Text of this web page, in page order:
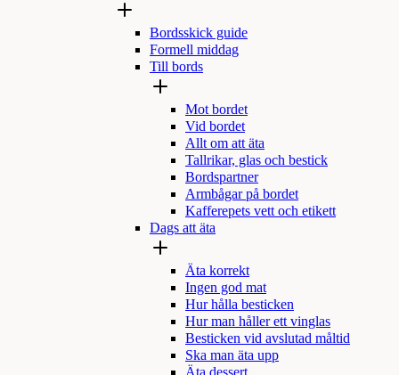
Bordsskick guide
Formell middag
Till bords
Mot bordet
Vid bordet
Allt om att äta
Tallrikar, glas och bestick
Bordspartner
Armbågar på bordet
Kafferepets vett och etikett
Dags att äta
Äta korrekt
Ingen god mat
Hur hålla besticken
Hur man håller ett vinglas
Besticken vid avslutad måltid
Ska man äta upp